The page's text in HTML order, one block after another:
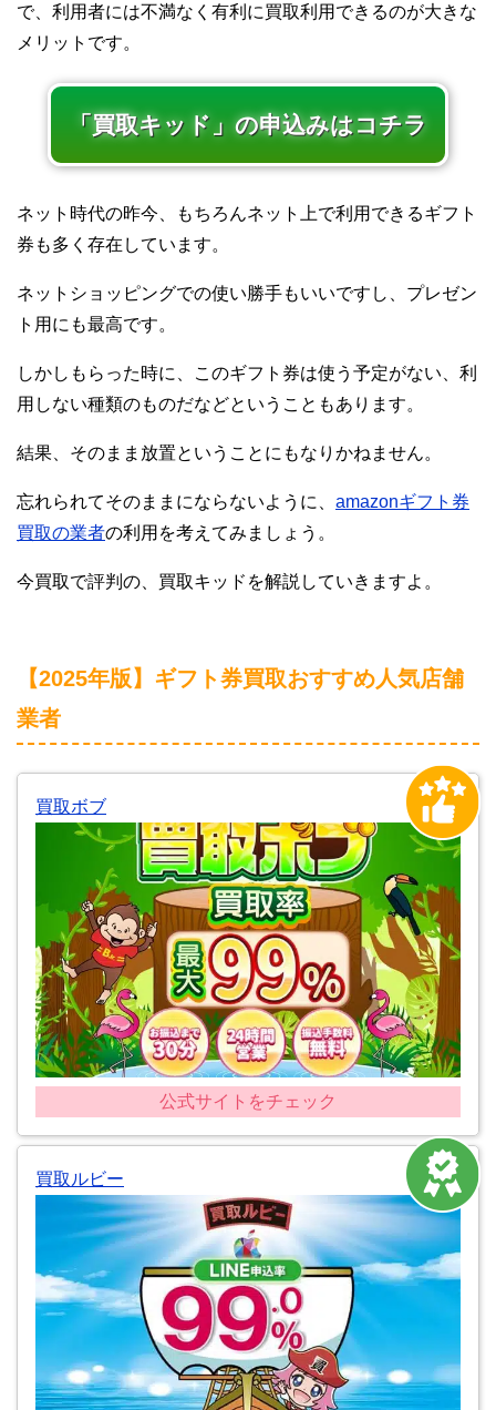
で、利用者には不満なく有利に買取利用できるのが大きな
メリットです。
「買取キッド」の申込みはコチラ
ネット時代の昨今、もちろんネット上で利用できるギフト
券も多く存在しています。
ネットショッピングでの使い勝手もいいですし、プレゼン
ト用にも最高です。
しかしもらった時に、このギフト券は使う予定がない、利
用しない種類のものだなどということもあります。
結果、そのまま放置ということにもなりかねません。
忘れられてそのままにならないように、 amazonギフト券
買取の業者の利用を考えてみましょう。
今買取で評判の、買取キッドを解説していきますよ。
【2025年版】ギフト券買取おすすめ人気店舗
業者
買取ボブ
公式サイトをチェック
買取ルビー